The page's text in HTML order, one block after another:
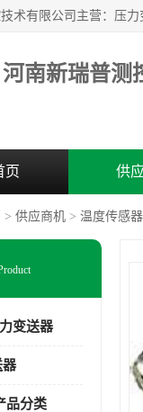
河南新瑞普测
页 供
> 供应商机 > 温度传感
变送器
器
品分类